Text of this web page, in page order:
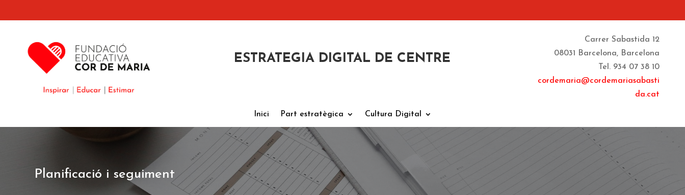
ESTRATEGIA DIGITAL DE CENTRE
Carrer Sabastida 12
08031 Barcelona, Barcelona
Tel. 934 07 38 10
cordemaria@cordemariasabasti
da.cat
Inici Part estratègica Cultura Digital
Planificació i seguiment